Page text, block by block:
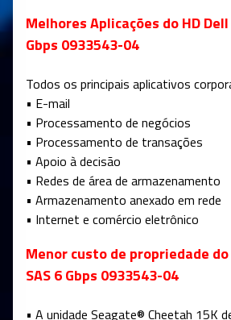
Melhores Aplicações do HD Dell
Gbps 0933543-04
Todos os principais aplicativos
• E-mail
• Processamento de negócios
• Processamento de transações
• Apoio à decisão
• Redes de área de armazenamento
• Armazenamento anexado em rede
• Internet e comércio eletrônico
Menor custo de propriedade do
SAS 6 Gbps 0933543-04
• A unidade Seagate® Cheetah 15K